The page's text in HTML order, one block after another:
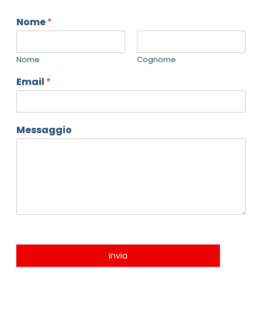
Nome*
Nome Cognome
Email *
Messaggio
Invia